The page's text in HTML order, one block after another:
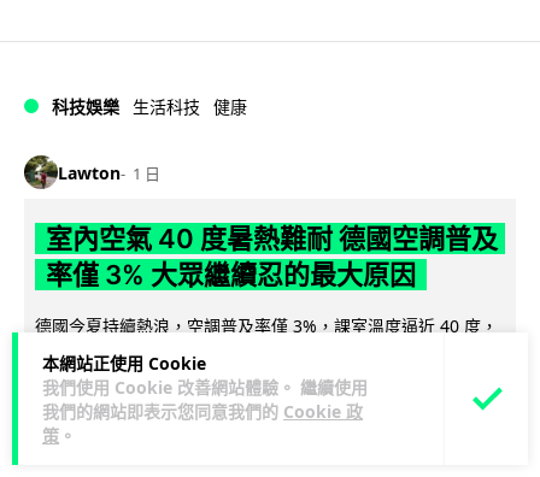
本網站正使用 Cookie
我們使用 Cookie 改善網站體驗。 繼續使用
我們的網站即表示您同意我們的 Cookie 政
策 。
科技娛樂 生活科技 健康
Lawton 1 日
室內空氣 40 度暑熱難耐 德國空調普及
率僅 3% 大眾繼續忍的最大原因
德國今夏持續熱浪，空調普及率僅 3%，課室溫度逼近 40 度，
全年因高溫死亡人數已升至約 9,800 人。德國及鄰國法國長期
抗拒安裝空調背後... 閱讀全文
136